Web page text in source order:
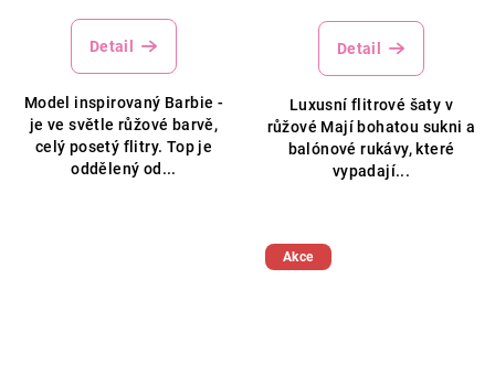
Detail
Model inspirovaný Barbie -
je ve světle růžové barvě,
celý posetý flitry. Top je
oddělený od...
Detail
Luxusní flitrové šaty v
růžové Mají bohatou sukni a
balónové rukávy, které
vypadají...
Akce